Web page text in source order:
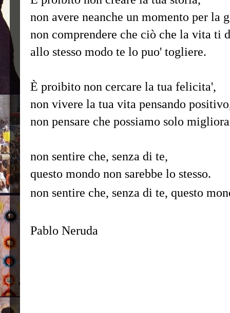
non avere neanche un momento per la
non comprendere che ciò che la vita ti
allo stesso modo te lo puo' togliere.
È proibito non cercare la tua felicita',
non vivere la tua vita pensando
non pensare che possiamo solo
non sentire che, senza di te,
questo mondo non sarebbe lo stesso.
non sentire che, senza di te, questo
Pablo Neruda